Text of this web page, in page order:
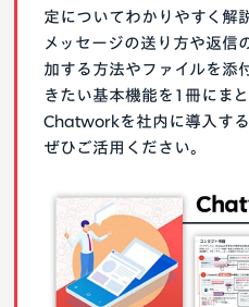
定についてわかりやすく解
メッセージの送り方や返信
加する方法やファイルを添
きたい基本機能を1冊にまと
Chatworkを社内に導入する
ぜひご活用ください。